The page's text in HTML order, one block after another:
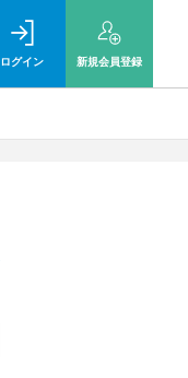
ログイン 新規会員登録